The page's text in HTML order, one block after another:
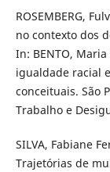
ROSEMBERG,
no contexto dos
In: BENTO,
igualdade racial
conceituais. São
Trabalho e
SILVA, Fabiane
Trajetórias de